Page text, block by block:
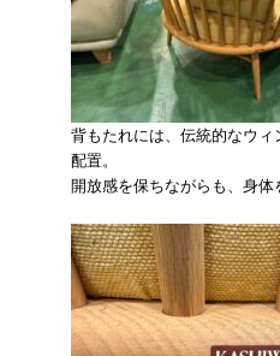
背もたれには、伝統的なウ
配置。
開放感を保ちながらも、身体